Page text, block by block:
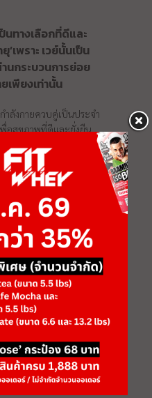
นทางเลือกที่ดีและ
เพราะ เวย์นั้นเป็น
านกระบวนการย่อย
เพียงเท่านั้น
ำลังกายควบคู่เป็นประจำ
อสุขภาพที่ดีและยั่งยืน
วย์ทีม #เพราะ
โคตรเถื่อน